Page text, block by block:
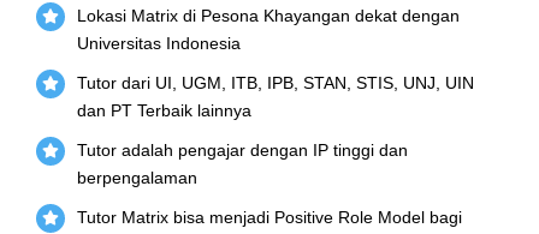
Lokasi Matrix di Pesona Khayangan dekat dengan
Universitas Indonesia
Tutor dari UI, UGM, ITB, IPB, STAN, STIS, UNJ, UIN
dan PT Terbaik lainnya
Tutor adalah pengajar dengan IP tinggi dan
berpengalaman
Tutor Matrix bisa menjadi Positive Role Model bagi